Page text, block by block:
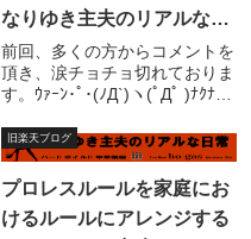
なりゆき主夫のリアルな日
常 – 楽天ブログ（Blog）
前回、多くの方からコメントを
頂き、涙チョチョ切れておりま
す。ｳｧｰﾝ･ﾟ･(ﾉД`)ヽ(ﾟДﾟ )ﾅｸﾅし
いきますまいて・・・理由は大
体、前回の日記どおり。前に進
むためには過去への決別。い
や、それほど大げさではな...
旧楽天ブログ
プロレスルールを家庭にお
けるルールにアレンジする